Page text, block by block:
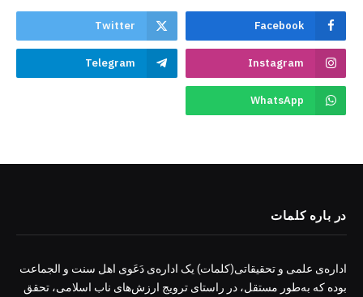
Facebook
Twitter
Instagram
Telegram
WhatsApp
در باره کلمات
اداره‌ی علمی و تحقیقاتی(کلمات) یک اداره‌ی دَعَوی اهل سنت و الجماعت
بوده که به‌طور مستقل، در راستای ترویج ارزش‌های ناب اسلامی، تحقق